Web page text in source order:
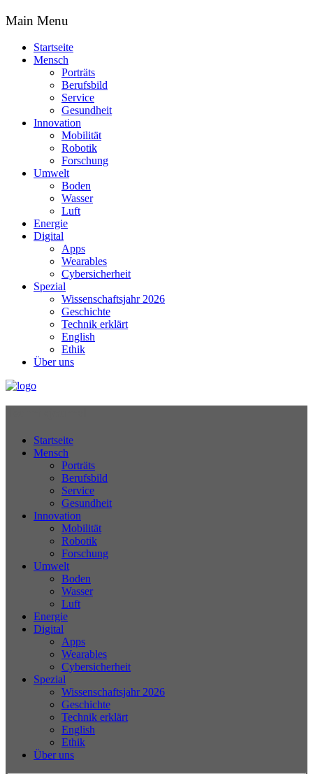
Main Menu
Startseite
Mensch
Porträts
Berufsbild
Service
Gesundheit
Innovation
Mobilität
Robotik
Forschung
Umwelt
Boden
Wasser
Luft
Energie
Digital
Apps
Wearables
Cybersicherheit
Spezial
Wissenschaftsjahr 2026
Geschichte
Technik erklärt
English
Ethik
Über uns
Startseite
Mensch
Porträts
Berufsbild
Service
Gesundheit
Innovation
Mobilität
Robotik
Forschung
Umwelt
Boden
Wasser
Luft
Energie
Digital
Apps
Wearables
Cybersicherheit
Spezial
Wissenschaftsjahr 2026
Geschichte
Technik erklärt
English
Ethik
Über uns